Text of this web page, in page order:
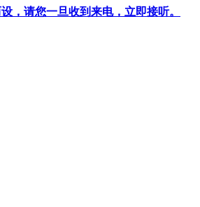
，请您一旦收到来电，立即接听。